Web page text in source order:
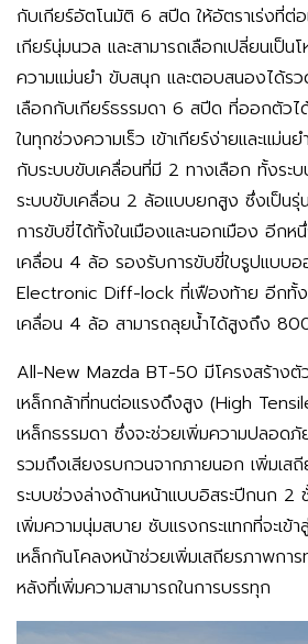
กับเกียร์อัตโนมัติ 6 สปีด ให้อัตราเร่งที่ต่
เกียร์นุ่มนวล และสามารถเลือกเปลี่ยนเป็น
ความแม่นยำ ขับสนุก และตอบสนองได้ร
เลือกกับเกียร์ธรรมดา 6 สปีด ที่ออกตัวไ
ในทุกช่วงความเร็ว เข้าเกียร์ง่ายและแม่น
กับระบบขับเคลื่อนที่มี 2 ทางเลือก ทั้งระ
ระบบขับเคลื่อน 2 ล้อแบบยกสูง ซึ่งเป็น
การขับขี่ได้ทั้งในเมืองและนอกเมือง อีกห
เคลื่อน 4 ล้อ รองรับการขับขี่ใบรูปแบบ
Electronic Diff-lock ที่เฟืองท้าย อีกทั้
เคลื่อน 4 ล้อ สามารถลุยน้ำได้สูงถึง
All-New Mazda BT-50 มีโครงสร้าง
เหล็กกล้าที่ทนต่อแรงดึงสูง (High
เหล็กธรรมดา ซึ่งจะช่วยเพิ่มความปลอดภั
รวมถึงเสียงรบกวนจากภายนอก เพิ่มเส
ระบบช่วงล่างด้านหน้าแบบอิสระปีกนก
เพิ่มความนุ่มสบาย ซับแรงกระแทกที่จะเข้
เหล็กกันโคลงหน้าช่วยเพิ่มเสถียรภาพกา
หลังที่เพิ่มความสามารถในการบรรทุก